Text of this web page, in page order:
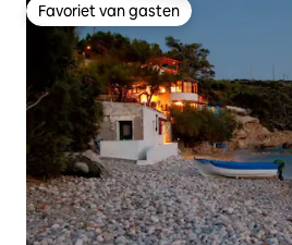
Favoriet van gasten
Favoriet van gasten